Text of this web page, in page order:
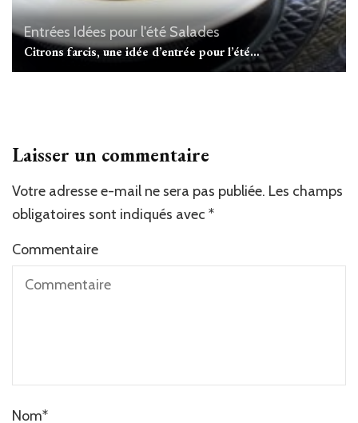
Entrées Idées pour l'été Salades
Citrons farcis, une idée d’entrée pour l’été…
Laisser un commentaire
Votre adresse e-mail ne sera pas publiée. Les champs
obligatoires sont indiqués avec *
Commentaire
Nom*